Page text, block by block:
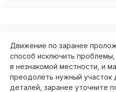
Движение по заранее
способ исключить
в незнакомой местности, и
преодолеть нужный участок
деталей, заранее уточните